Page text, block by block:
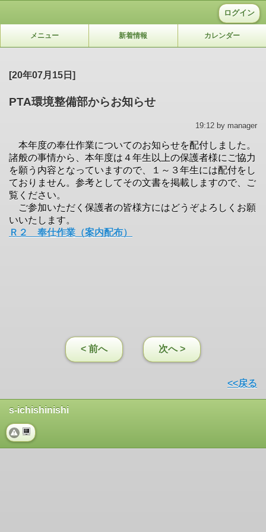
ログイン
メニュー 新着情報 カレンダー
[20年07月15日]
PTA環境整備部からお知らせ
19:12 by manager
本年度の奉仕作業についてのお知らせを配付しました。
諸般の事情から、本年度は４年生以上の保護者様にご協力
を願う内容となっていますので、１～３年生には配付をし
ておりません。参考としてその文書を掲載しますので、ご
覧ください。
ご参加いただく保護者の皆様方にはどうぞよろしくお願
いいたします。
Ｒ２ 奉仕作業（案内配布）
< 前へ 次へ >
<<戻る
s-ichishinishi